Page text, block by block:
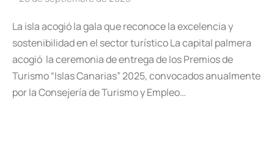
La isla acogió la gala que reconoce la excelencia y
sostenibilidad en el sector turístico La capital palmera
acogió la ceremonia de entrega de los Premios de
Turismo “Islas Canarias” 2025, convocados anualmente
por la Consejería de Turismo y Empleo…